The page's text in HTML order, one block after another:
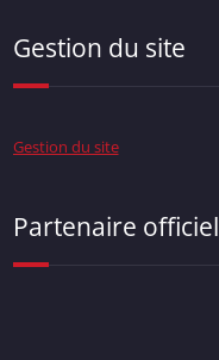
Gestion du site
Gestion du site
Partenaire officiel